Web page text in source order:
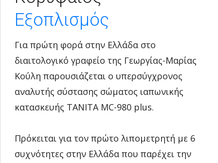
Εξοπλισμός
Για πρώτη φορά στην Ελλάδα στο
διαιτολογικό γραφείο της Γεωργίας-Μαρίας
Κούλη παρουσιάζεται ο υπερσύγχρονος
αναλυτής σύστασης σώματος ιαπωνικής
κατασκευής TANITA MC-980 plus.
Πρόκειται για τον πρώτο λιπομετρητή με 6
συχνότητες στην Ελλάδα που παρέχει την